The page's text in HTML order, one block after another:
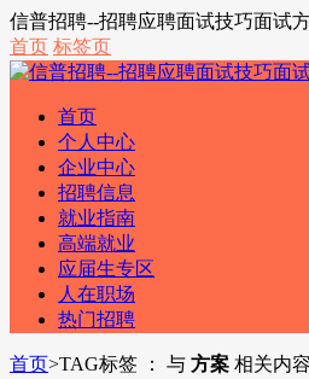
信普招聘--招聘应聘面试技巧面试
首页 标签页
首页
个人中心
企业中心
招聘信息
就业指南
高端就业
应届生专区
人在职场
热门招聘
首页>TAG标签 ： 与 方案 相关内容